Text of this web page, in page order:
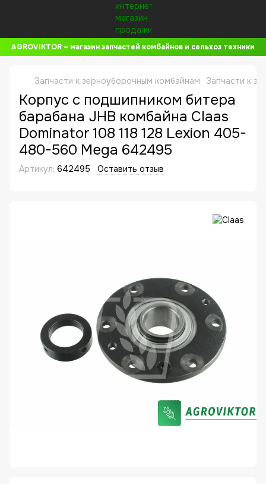
AGROVIKTOR – магазин запчастей комбайнов и сельхоз техники
Запчасти к зерноуборочным комбайнам Запчасти к
Корпус с подшипником битера
барабана JHB комбайна Claas
Dominator 108 118 128 Lexion 405-
480-560 Mega 642495
Артикул: 642495 Оставить отзыв